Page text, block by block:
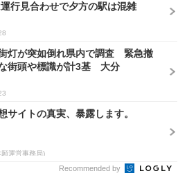
行見合わせで夕方の駅は混雑
灯が突如倒れ県内で調査 緊急撤
街頭や標識が計3基 大分
サイトの真実、暴露します。
願運営事務局)
Recommended by